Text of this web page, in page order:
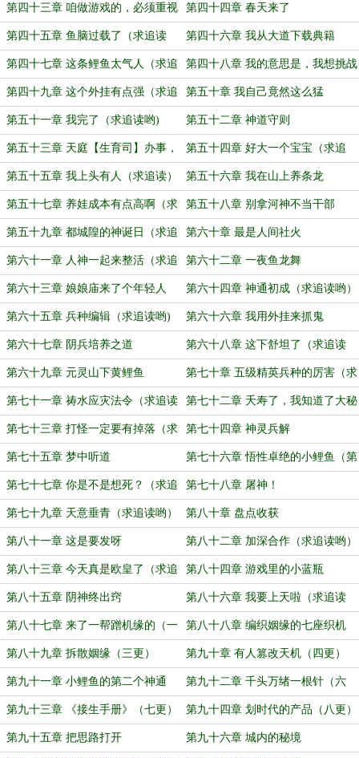
（求追读哟）
第四十三章 咱做游戏的，必须重视
节日活动（求追读哟）
第四十四章 春天来了
第四十五章 鱼脑过载了（求追读
哟）
第四十六章 我从大道下载典籍
第四十七章 这条鲤鱼太气人（求追
读哟）
第四十八章 我的意思是，我想挑战
你……们
第四十九章 这个外挂有点强（求追
读哟）
第五十章 我自己竟然这么猛
第五十一章 我完了（求追读哟) 第五十二章 神道守则
第五十三章 天庭【生育司】办事，
区区西海，安敢阻拦？
第五十四章 好大一个宝宝（求追
读)
第五十五章 我上头有人（求追读） 第五十六章 我在山上养条龙
第五十七章 养娃成本有点高啊（求
求追读哟）
第五十八章 别拿河神不当干部
第五十九章 都城隍的神诞日（求追
读哟）
第六十章 最是人间社火
第六十一章 人神一起来整活（求追
读哟）
第六十二章 一夜鱼龙舞
第六十三章 娘娘庙来了个年轻人 第六十四章 神通初成（求追读哟）
第六十五章 兵种编辑（求追读哟) 第六十六章 我用外挂来抓鬼
第六十七章 阴兵培养之道 第六十八章 这下舒坦了（求追读
哦）
第六十九章 元灵山下黄鲤鱼 第七十章 五级精英兵种的厉害（求
追读哟）
第七十一章 祷水应灾法令（求追读
哟）
第七十二章 夭寿了，我知道了大秘
密
第七十三章 打怪一定要有掉落（求
追读）
第七十四章 神灵兵解
第七十五章 梦中听道 第七十六章 悟性卓绝的小鲤鱼（第
四更）
第七十七章 你是不是想死？（求追
读哟）
第七十八章 屠神！
第七十九章 天意垂青（求追读哟） 第八十章 盘点收获
第八十一章 这是要发呀 第八十二章 加深合作（求追读哟）
第八十三章 今天真是欧皇了（求追
读哟）
第八十四章 游戏里的小蓝瓶
第八十五章 阴神终出窍 第八十六章 我要上天啦（求追读
哟）
第八十七章 来了一帮蹭机缘的（一
更）
第八十八章 编织姻缘的七座织机
（二更）
第八十九章 拆散姻缘（三更） 第九十章 有人篡改天机（四更）
第九十一章 小鲤鱼的第二个神通
（五更，晚上还有哦）
第九十二章 千头万绪一根针（六
更）
第九十三章 《接生手册》（七更） 第九十四章 划时代的产品（八更）
第九十五章 把思路打开 第九十六章 城内的秘境